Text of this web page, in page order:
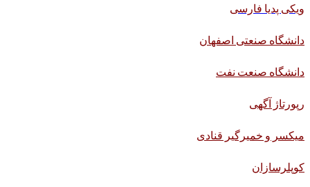
ویکی پدیا فارسی
دانشگاه صنعتی اصفهان
دانشگاه صنعت نفت
رپورتاژ آگهی
میکسر و خمیرگیر قنادی
کوپلرسازان